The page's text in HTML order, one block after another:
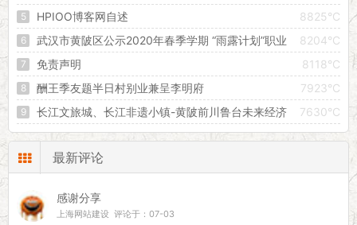
创建属于自己的独立空间！
8825°C
HPIOO博客网自述
8204°C
武汉市黄陂区公示2020年春季学期 “雨露计划”职业
教育扶贫助学拟补助对象
8118°C
免责声明
7923°C
酬王季友题半日村别业兼呈李明府
7630°C
长江文旅城、长江非遗小镇-黄陂前川鲁台未来经济
增长的引擎
最新评论
感谢分享
上海网站建设 评论于：07-03